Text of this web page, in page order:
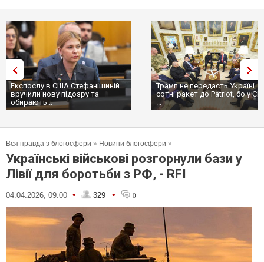
Експослу в США Стефанішиній
вручили нову підозру та
обирають...
Трамп не передасть Україні
сотні ракет до Patriot, бо у
...
Вся правда з блогосфери » Новини блогосфери »
Українські військові розгорнули бази у
Лівії для боротьби з РФ, - RFI
04.04.2026, 09:00 • 329 • 0